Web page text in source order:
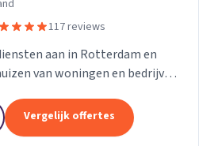
117 reviews
aan in Rotterdam en
van woningen en bedrijven
Vergelijk offertes